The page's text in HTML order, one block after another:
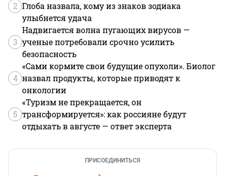
2 Глоба назвала, кому из знаков зодиака
улыбнется удача
3
Надвигается волна пугающих вирусов —
ученые потребовали срочно усилить
безопасность
4
«Сами кормите свои будущие опухоли». Биолог
назвал продукты, которые приводят к
онкологии
5
«Туризм не прекращается, он
трансформируется»: как россияне будут
отдыхать в августе — ответ эксперта
ПРИСОЕДИНИТЬСЯ